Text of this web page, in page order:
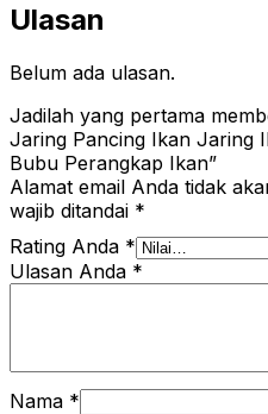
Ulasan
Belum ada ulasan.
Jadilah yang pertama
Jaring Pancing Ikan Jaring
Bubu Perangkap Ikan”
Alamat email Anda tidak
wajib ditandai *
Rating Anda *
Ulasan Anda *
Nama *